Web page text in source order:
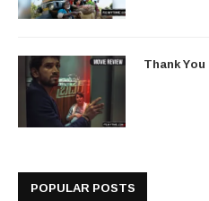
Thank
POPULAR POSTS